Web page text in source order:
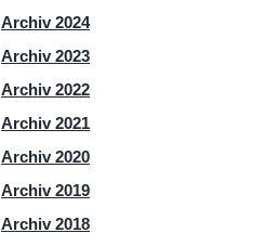
Archiv 2024
Archiv 2023
Archiv 2022
Archiv 2021
Archiv 2020
Archiv 2019
Archiv 2018